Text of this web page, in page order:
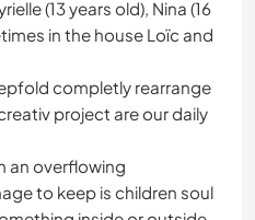
(13 years old), Nina (16
in the house Loïc and
completly rearrange
project are our daily
an overflowing
to keep is children soul